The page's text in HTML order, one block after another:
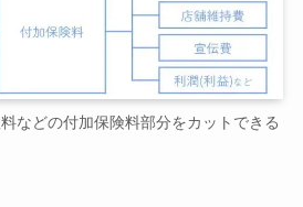
などの付加保険料部分をカットできる